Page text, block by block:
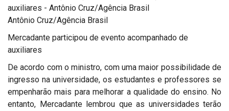
Antônio Cruz/Agência Brasil
Mercadante participou de evento acompanhado de
auxiliares
De acordo com o ministro, com uma maior possibilidade de
ingresso na universidade, os estudantes e professores se
empenharão mais para melhorar a qualidade do ensino. No
entanto, Mercadante lembrou que as universidades terão